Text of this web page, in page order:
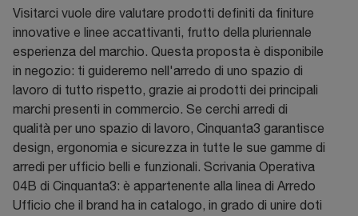
Visitarci vuole dire valutare prodotti definiti da finiture
innovative e linee accattivanti, frutto della pluriennale
esperienza del marchio. Questa proposta è disponibile
in negozio: ti guideremo nell'arredo di uno spazio di
lavoro di tutto rispetto, grazie ai prodotti dei principali
marchi presenti in commercio. Se cerchi arredi di
qualità per uno spazio di lavoro, Cinquanta3 garantisce
design, ergonomia e sicurezza in tutte le sue gamme di
arredi per ufficio belli e funzionali. Scrivania Operativa
04B di Cinquanta3: è appartenente alla linea di Arredo
Ufficio che il brand ha in catalogo, in grado di unire doti